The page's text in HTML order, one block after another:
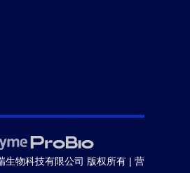
物科技有限公司 版权所有 | 营